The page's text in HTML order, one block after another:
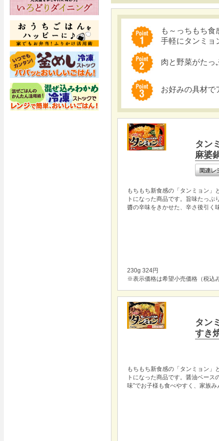
も～っちもち
手軽にタンミョ
肉と野菜がたっ
お好みの具材で
タン
麻婆
もちもち新食感の「タンミョン」
トになった商品です。旨味たっぷ
醬の辛味をきかせた、辛さ後引く
230g 324円
※表示価格は希望小売価格（税込
タン
すき
もちもち新食感の「タンミョン」
トになった商品です。醤油ベース
味”でお子様も食べやすく、家族